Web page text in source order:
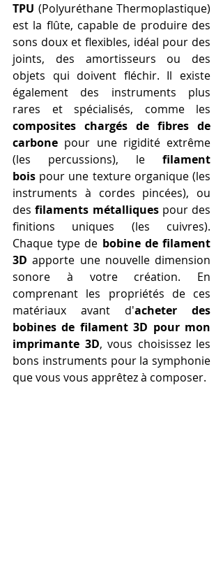
TPU (Polyuréthane Thermoplastique)
est la flûte, capable de produire des
sons doux et flexibles, idéal pour des
joints, des amortisseurs ou des
objets qui doivent fléchir. Il existe
également des instruments plus
composites chargés de fibres de
carbone pour une rigidité extrême
(les percussions), le filament
bois pour une texture organique (les
instruments à cordes pincées), ou
des filaments métalliques pour des
finitions uniques (les cuivres).
Chaque type de bobine de filament
3D apporte une nouvelle dimension
sonore à votre création. En
comprenant les propriétés de ces
matériaux avant d'acheter des
bobines de filament 3D pour mon
imprimante 3D, vous choisissez les
bons instruments pour la symphonie
que vous vous apprêtez à composer.